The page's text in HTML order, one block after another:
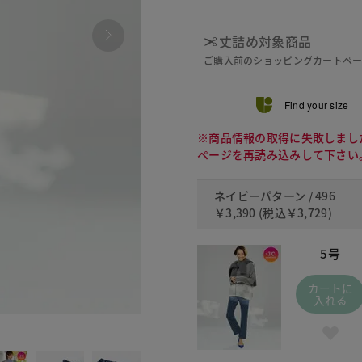
丈詰め対象商品
ご購入前のショッピングカートペ
Find your size
※商品情報の取得に失敗しまし
ページを再読み込みして下さい
ネイビーパターン / 496
￥3,390 (税込 ￥3,729)
5号
カートに
入れる